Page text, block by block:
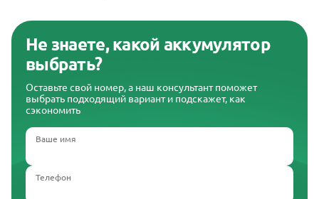
Не знаете, какой аккумулятор
выбрать?
Оставьте свой номер, а наш консультант поможет
выбрать подходящий вариант и подскажет, как
сэкономить
Ваше имя
Телефон